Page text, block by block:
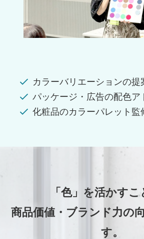
カラーバリエーションの提
パッケージ・広告の配色ア
化粧品のカラーパレット監
「色」を活かすこ
商品価値・ブランド力の
す。